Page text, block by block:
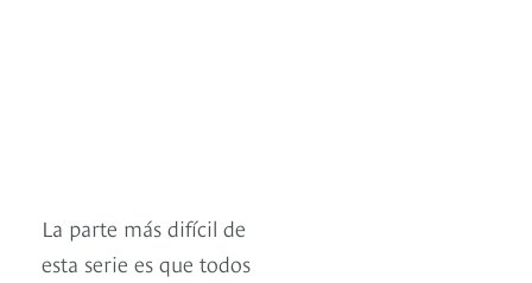
La parte más difícil de
esta serie es que todos